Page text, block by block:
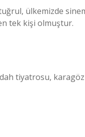
ülkemizde
tek kişi olmuştur.
tiyatrosu,